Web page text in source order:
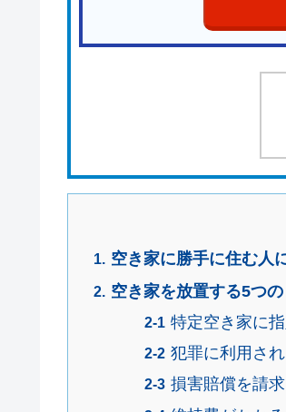
空き家に勝手に住む人
空き家を放置する5つの
特定空き家に
犯罪に利用さ
損害賠償を請